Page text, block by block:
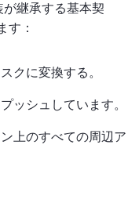
継承する基本契
す：
クに変換する。
ッシュしています。
上のすべての周辺ア